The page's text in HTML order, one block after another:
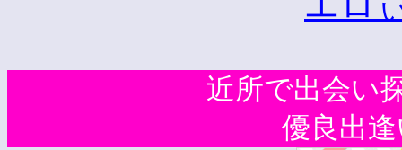
近所で出会い
優良出逢